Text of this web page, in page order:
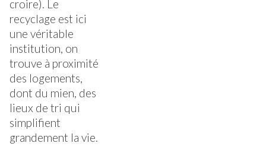
croire). Le
recyclage est ici
une véritable
institution, on
trouve à proximité
des logements,
dont du mien, des
lieux de tri qui
simplifient
grandement la vie.